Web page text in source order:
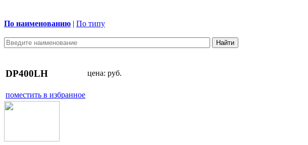
По наименованию По типу
DP400LH цена: руб.
поместить в избранное